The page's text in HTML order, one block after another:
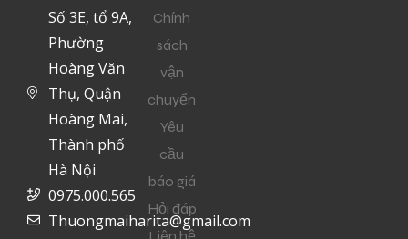
Số 3E, tổ 9A,
Phường
Hoàng Văn
Thụ, Quận
Hoàng Mai,
Thành phố
Hà Nội
0975.000.565
Thuongmaiharita@gmail.com
Chính
sách
vận
chuyển
Yêu
cầu
báo giá
Hỏi đáp